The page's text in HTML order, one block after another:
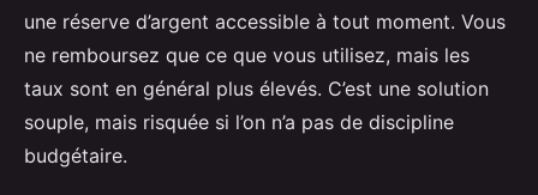
une réserve d’argent accessible à tout moment. Vous
ne remboursez que ce que vous utilisez, mais les
taux sont en général plus élevés. C’est une solution
souple, mais risquée si l’on n’a pas de discipline
budgétaire.